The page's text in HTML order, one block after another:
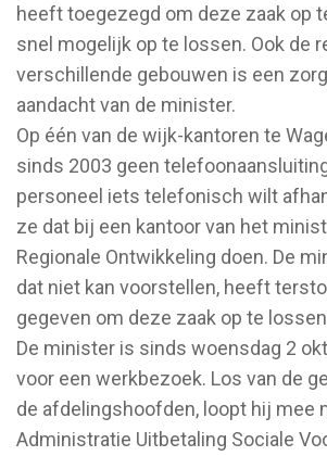
heeft toegezegd om deze zaak op
snel mogelijk op te lossen. Ook de
verschillende gebouwen is een
aandacht van de minister.
Op één van de wijk-kantoren te
sinds 2003 geen
personeel iets telefonisch wilt
ze dat bij een kantoor van het
Regionale Ontwikkeling doen. De
dat niet kan voorstellen, heeft
gegeven om deze zaak op te
De minister is sinds woensdag 2
voor een werkbezoek. Los van de
de afdelingshoofden, loopt hij mee
Administratie Uitbetaling Sociale